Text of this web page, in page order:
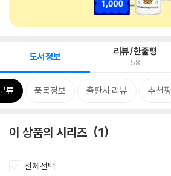
도서정보 리뷰/한줄평
58
류 품목정보 출판사 리뷰 추천평
이 상품의 시리즈 1
전체선택